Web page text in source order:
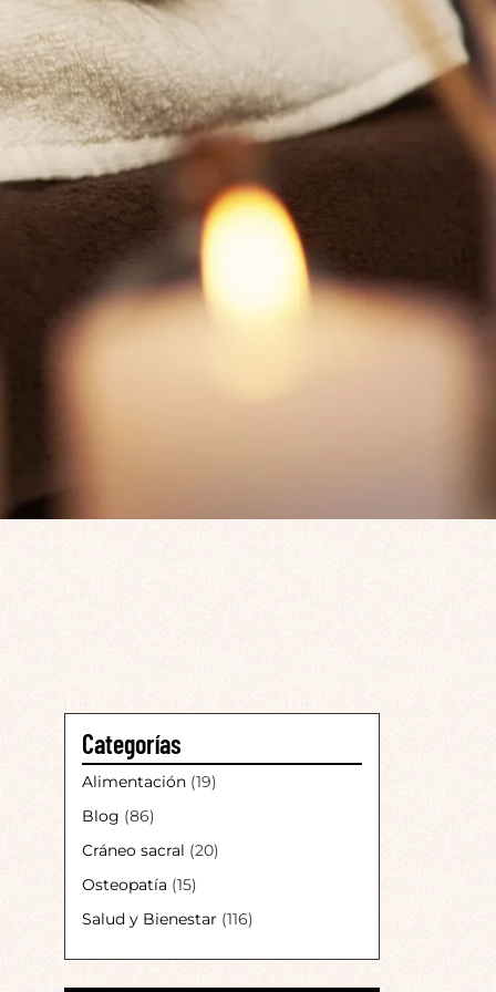
Categorías
Alimentación(19)
Blog (86)
Cráneo sacral (20)
Osteopatía (15)
Salud y Bienestar (116)